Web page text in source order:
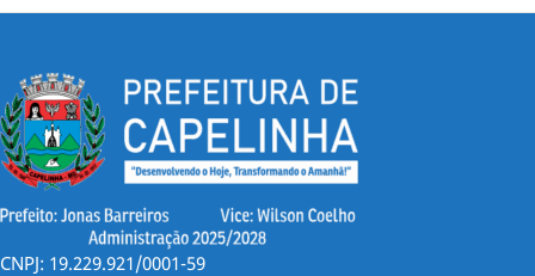
CNPJ: 19.229.921/0001-59